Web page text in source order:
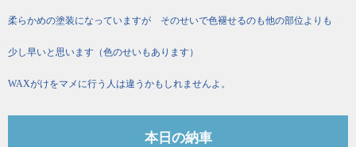
柔らかめの塗装になっていますが そのせいで色褪せるのも他の部位よりも
少し早いと思います（色のせいもあります）
WAXがけをマメに行う人は違うかもしれませんよ。
本日の納車